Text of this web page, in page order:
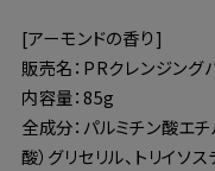
[アーモンドの香り]
販売名：PRクレンジング
内容量：85g
全成分：パルミチン酸エ
酸）グリセリル、トリイソ